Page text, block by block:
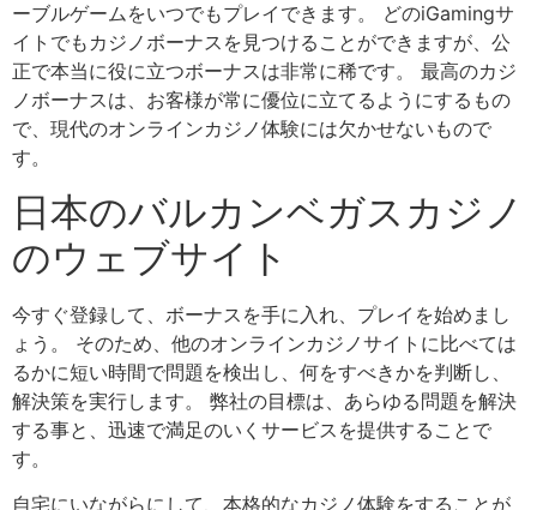
ーブルゲームをいつでもプレイできます。 どのiGamingサ
イトでもカジノボーナスを見つけることができますが、公
正で本当に役に立つボーナスは非常に稀です。 最高のカジ
ノボーナスは、お客様が常に優位に立てるようにするもの
で、現代のオンラインカジノ体験には欠かせないもので
す。
日本のバルカンベガスカジノ
のウェブサイト
今すぐ登録して、ボーナスを手に入れ、プレイを始めまし
ょう。 そのため、他のオンラインカジノサイトに比べては
るかに短い時間で問題を検出し、何をすべきかを判断し、
解決策を実行します。 弊社の目標は、あらゆる問題を解決
する事と、迅速で満足のいくサービスを提供することで
す。
自宅にいながらにして、本格的なカジノ体験をすることが